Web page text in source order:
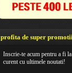
profita de super
Inscrie-te acum pentru a fi la
curent cu ultimele noutati!